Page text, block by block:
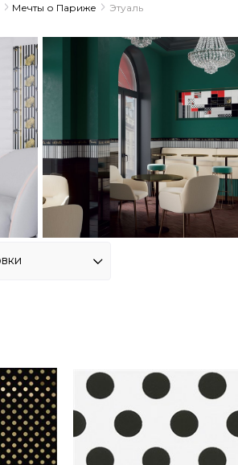
Мечты о Париже Этуаль